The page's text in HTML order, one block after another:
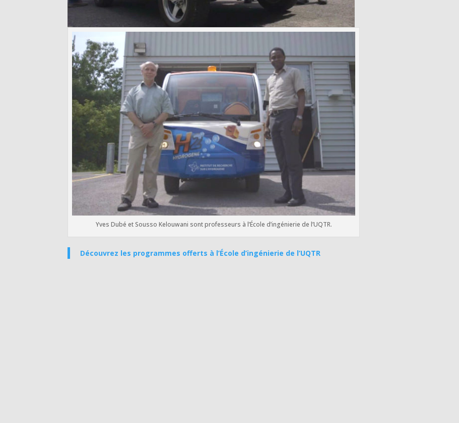
Yves Dubé et Sousso Kelouwani sont professeurs à l’École d’ingénierie de l’UQTR.
Découvrez les programmes offerts à l’École d’ingénierie de l’UQTR